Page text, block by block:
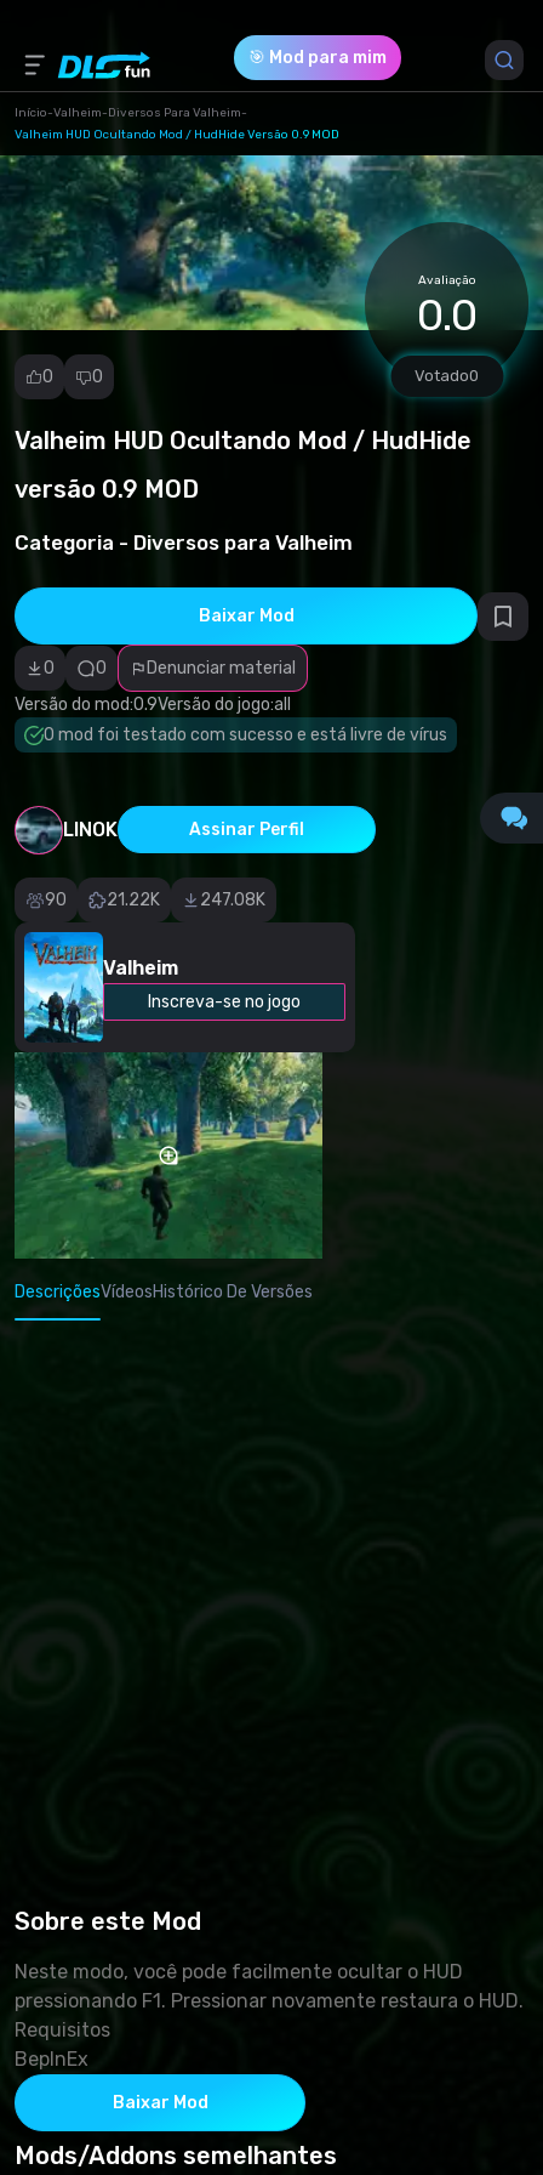
🎯 Mod para mim
Início-Valheim-Diversos Para Valheim-
Valheim HUD Ocultando Mod / HudHide Versão 0.9 MOD
Avaliação
0.0
Votado0
0 0
Valheim HUD Ocultando Mod / HudHide
versão 0.9 MOD
Categoria - Diversos para Valheim
Baixar Mod
0 0
Denunciar material
Versão do mod:0.9Versão do jogo:all
O mod foi testado com sucesso e está livre de vírus
LINOK Assinar Perfil
90 21.22K 247.08K
Valheim
Inscreva-se no jogo
Denunciar
Violação de
direitos
Categoria
malicioso/vírus
Conteúdo não
funcional
Descrição
imprecisa
DescriçõesVídeosHistórico De Versões
Sobre este Mod
Neste modo, você pode facilmente ocultar o HUD
pressionando F1. Pressionar novamente restaura o HUD.
Requisitos
BepInEx
Baixar Mod
Mods/Addons semelhantes
Versão do Jogo *
all (HudHide-231-0-9-1614699087.zip)
Download (2.26 Kb)